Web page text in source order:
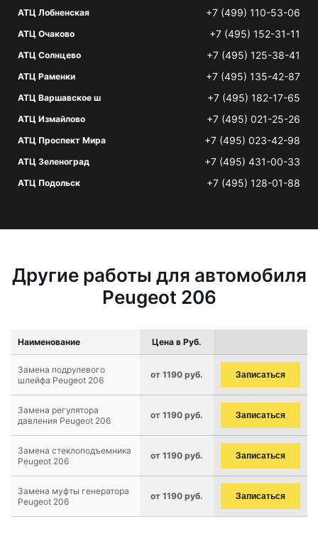
АТЦ Лобненская +7 (499) 110-53-06
АТЦ Очаково +7 (495) 152-31-11
АТЦ Солнцево +7 (495) 125-38-41
АТЦ Раменки +7 (495) 135-42-87
АТЦ Варшавское ш +7 (495) 182-17-65
АТЦ Измайлово +7 (495) 021-25-26
АТЦ Проспект Мира +7 (495) 023-42-98
АТЦ Зеленоград +7 (495) 431-00-33
АТЦ Подольск +7 (495) 128-01-88
Другие работы для автомобиля
Peugeot 206
Наименование Цена в Руб.
Замена подрулевого
шлейфа Peugeot 206
от 1190 руб. Записаться
Замена регулятора
давления Peugeot 206
от 1190 руб. Записаться
Замена стеклоподъемника
Peugeot 206
от 1190 руб. Записаться
Замена муфты генератора
Peugeot 206
от 1190 руб. Записаться